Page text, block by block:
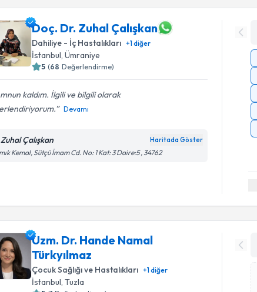
Doç. Dr. Zuhal Çalışkan
Dahiliye - İç Hastalıkları +1diğer
İstanbul, Ümraniye
5 (68 Değerlendirme)
kaldım. İlgili ve bilgili olarak
Devamı
Çalışkan Haritada Göster
Kemal, Sütçü İmam Cd. No: 1 Kat: 3 Daire:5 , 34762
Uzm. Dr. Hande Namal
Türkyılmaz
Çocuk Sağlığı ve Hastalıkları +1diğer
İstanbul , Tuzla